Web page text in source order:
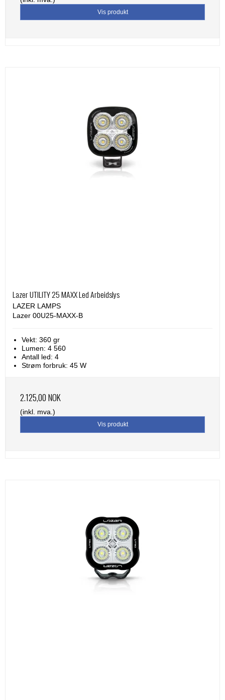
Vis produkt
Lazer UTILITY 25 MAXX Led Arbeidslys
LAZER LAMPS
Lazer 00U25-MAXX-B
Vekt: 360 gr
Lumen: 4 560
Antall led: 4
Strøm forbruk: 45 W
2.125,00 NOK
(inkl. mva.)
Vis produkt